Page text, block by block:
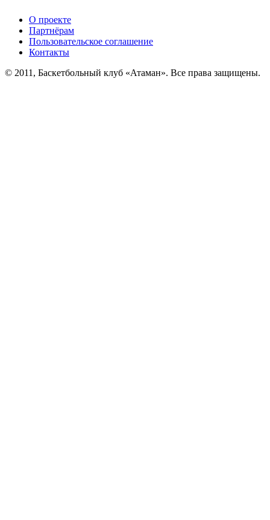
О проекте
Партнёрам
Пользовательское соглашение
Контакты
© 2011, Баскетбольный клуб «Атаман». Все права защищены.